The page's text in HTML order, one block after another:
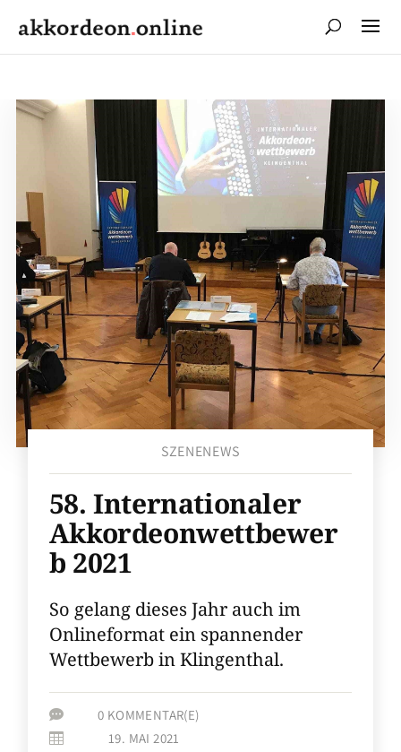
SZENENEWS
58. Internationaler
Akkordeonwettbewer
b 2021
So gelang dieses Jahr auch im
Onlineformat ein spannender
Wettbewerb in Klingenthal.
 0 KOMMENTAR(E)
 19. MAI 2021